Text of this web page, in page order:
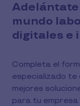
Adelántate
mundo
digitales e
Completa el
especializado
mejores
para tu